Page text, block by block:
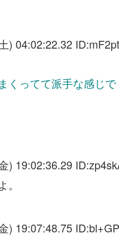
) 04:02:22.32 ID:
くってて派手な感じで
) 19:02:36.29 ID:
) 19:07:48.75 ID: